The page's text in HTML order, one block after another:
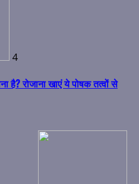
4
है? रोजाना खाएं ये पोषक तत्वों से